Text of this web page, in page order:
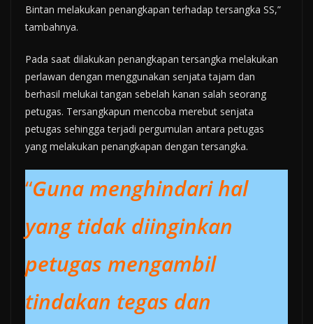
Bintan melakukan penangkapan terhadap tersangka SS,”
tambahnya.
Pada saat dilakukan penangkapan tersangka melakukan
perlawan dengan menggunakan senjata tajam dan
berhasil melukai tangan sebelah kanan salah seorang
petugas. Tersangkapun mencoba merebut senjata
petugas sehingga terjadi pergumulan antara petugas
yang melakukan penangkapan dengan tersangka.
“Guna menghindari hal
yang tidak diinginkan
petugas mengambil
tindakan tegas dan